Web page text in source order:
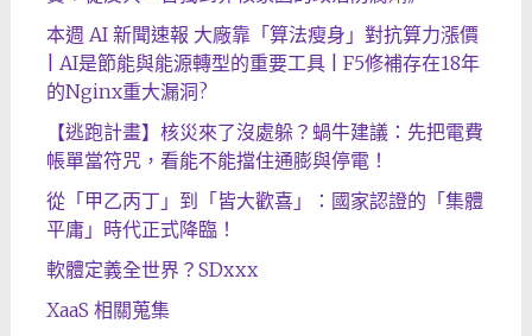
本週 AI 新聞速報 大廠靠「算法瘦身」對抗算力漲價
| AI是節能與能源轉型的重要工具 | F5修補存在18年
的Nginx重大漏洞?
【逃跑計畫】核災來了沒處躲？蝸牛建議：先把電費
帳單當符咒，看能不能擋住通膨與停電！
從「甲乙丙丁」到「皆大歡喜」：國家認證的「集體
平庸」時代正式降臨！
軟體定義全世界？SDxxx
XaaS 相關蒐集